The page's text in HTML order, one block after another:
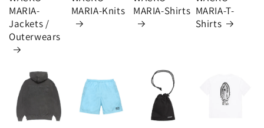
MARIA-
Jackets /
Outerwears
MARIA-Knits
MARIA-Shirts MARIA-T-
Shirts